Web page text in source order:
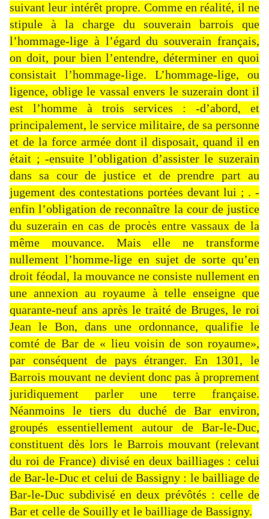
suivant leur intérêt propre. Comme en réalité, il ne
stipule à la charge du souverain barrois que
l’hommage-lige à l’égard du souverain français,
on doit, pour bien l’entendre, déterminer en quoi
consistait l’hommage-lige. L’hommage-lige, ou
ligence, oblige le vassal envers le suzerain dont il
est l’homme à trois services : -d’abord, et
principalement, le service militaire, de sa personne
et de la force armée dont il disposait, quand il en
était ; -ensuite l’obligation d’assister le suzerain
dans sa cour de justice et de prendre part au
jugement des contestations portées devant lui ; . -
enfin l’obligation de reconnaître la cour de justice
du suzerain en cas de procès entre vassaux de la
même mouvance. Mais elle ne transforme
nullement l’homme-lige en sujet de sorte qu’en
droit féodal, la mouvance ne consiste nullement en
une annexion au royaume à telle enseigne que
quarante-neuf ans après le traité de Bruges, le roi
Jean le Bon, dans une ordonnance, qualifie le
comté de Bar de « lieu voisin de son royaume»,
par conséquent de pays étranger. En 1301, le
Barrois mouvant ne devient donc pas à proprement
juridiquement parler une terre française.
Néanmoins le tiers du duché de Bar environ,
groupés essentiellement autour de Bar-le-Duc,
constituent dès lors le Barrois mouvant (relevant
du roi de France) divisé en deux bailliages : celui
de Bar-le-Duc et celui de Bassigny : le bailliage de
Bar-le-Duc subdivisé en deux prévôtés : celle de
Bar et celle de Souilly et le bailliage de Bassigny.